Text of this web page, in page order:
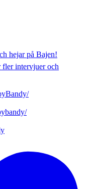
hejar på Bajen!
fler intervjuer och